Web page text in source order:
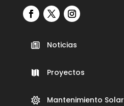
 Noticias
 Proyectos
 Mantenimiento Solar